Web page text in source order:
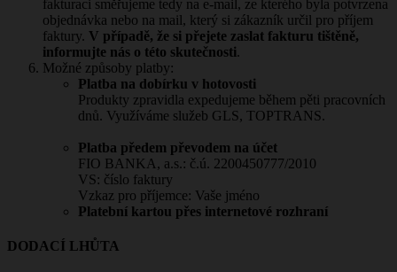
fakturaci směřujeme tedy na e-mail, ze kterého byla potvrzena
objednávka nebo na mail, který si zákazník určil pro příjem
faktury. V případě, že si přejete zaslat fakturu tištěně,
informujte nás o této skutečnosti.
Možné způsoby platby:
Platba na dobírku v hotovosti
Produkty zpravidla expedujeme během pěti pracovních
dnů. Využíváme služeb GLS, TOPTRANS.
Platba předem převodem na účet
FIO BANKA, a.s.: č.ú. 2200450777/2010
VS: číslo faktury
Vzkaz pro příjemce: Vaše jméno
Platební kartou přes internetové rozhraní
DODACÍ LHŮTA